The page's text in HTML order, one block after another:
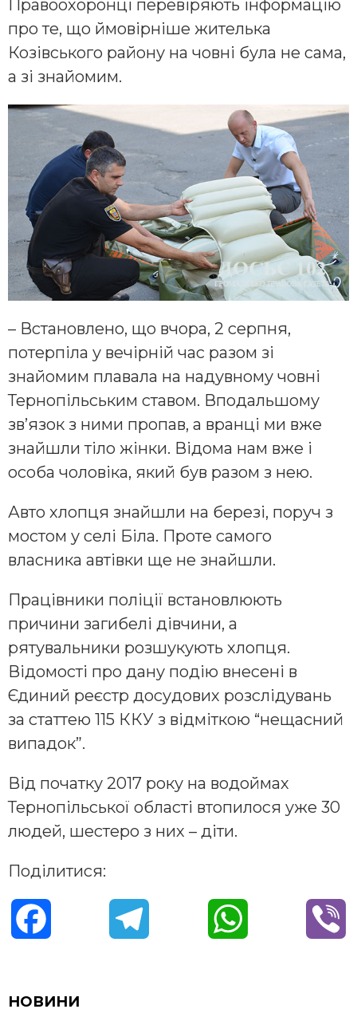
Правоохоронці перевіряють інформацію
про те, що ймовірніше жителька
Козівського району на човні була не сама,
а зі знайомим.
– Встановлено, що вчора, 2 серпня,
потерпіла у вечірній час разом зі
знайомим плавала на надувному човні
Тернопільським ставом. Вподальшому
зв’язок з ними пропав, а вранці ми вже
знайшли тіло жінки. Відома нам вже і
особа чоловіка, який був разом з нею.
Авто хлопця знайшли на березі, поруч з
мостом у cелі Біла. Проте самого
власника автівки ще не знайшли.
Працівники поліції встановлюють
причини загибелі дівчини, а
рятувальники розшукують хлопця.
Відомості про дану подію внесені в
Єдиний реєстр досудових розслідувань
за статтею 115 ККУ з відміткою “нещасний
випадок”.
Від початку 2017 року на водоймах
Тернопільської області втопилося уже 30
людей, шестеро з них – діти.
Поділитися:
c
НОВИНИ